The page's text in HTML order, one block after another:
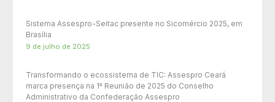
Sistema Assespro-Seitac presente no Sicomércio 2025, em
Brasília
9 de julho de 2025
Transformando o ecossistema de TIC: Assespro Ceará
marca presença na 1ª Reunião de 2025 do Conselho
Administrativo da Confederação Assespro